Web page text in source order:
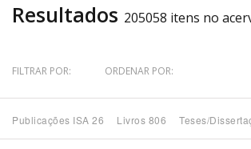
Povo Indígena
Resultados 205058 itens no
FILTRAR POR: ORDENAR POR:
Publicações ISA 26 Livros 806 Teses/